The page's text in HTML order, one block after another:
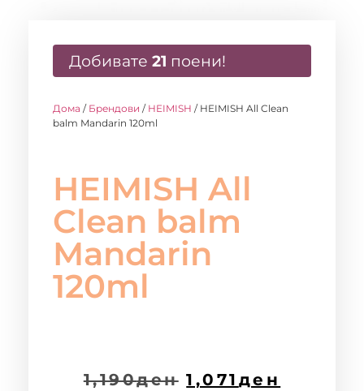
Добивате 21 поени!
Дома / Брендови / HEIMISH / HEIMISH All Clean
balm Mandarin 120ml
HEIMISH All
Clean balm
Mandarin
120ml
1,190ден 1,071 ден